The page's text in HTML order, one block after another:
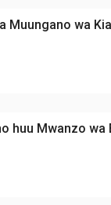
Muungano wa
huu Mwanzo wa